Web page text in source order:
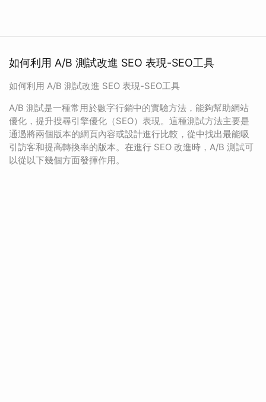
如何利用 A/B 測試改進 SEO 表現-SEO工具
如何利用 A/B 測試改進 SEO 表現-SEO工具
A/B 測試是一種常用於數字行銷中的實驗方法，能夠幫助網站
優化，提升搜尋引擎優化（SEO）表現。這種測試方法主要是
通過將兩個版本的網頁內容或設計進行比較，從中找出最能吸
引訪客和提高轉換率的版本。在進行 SEO 改進時，A/B 測試可
以從以下幾個方面發揮作用。